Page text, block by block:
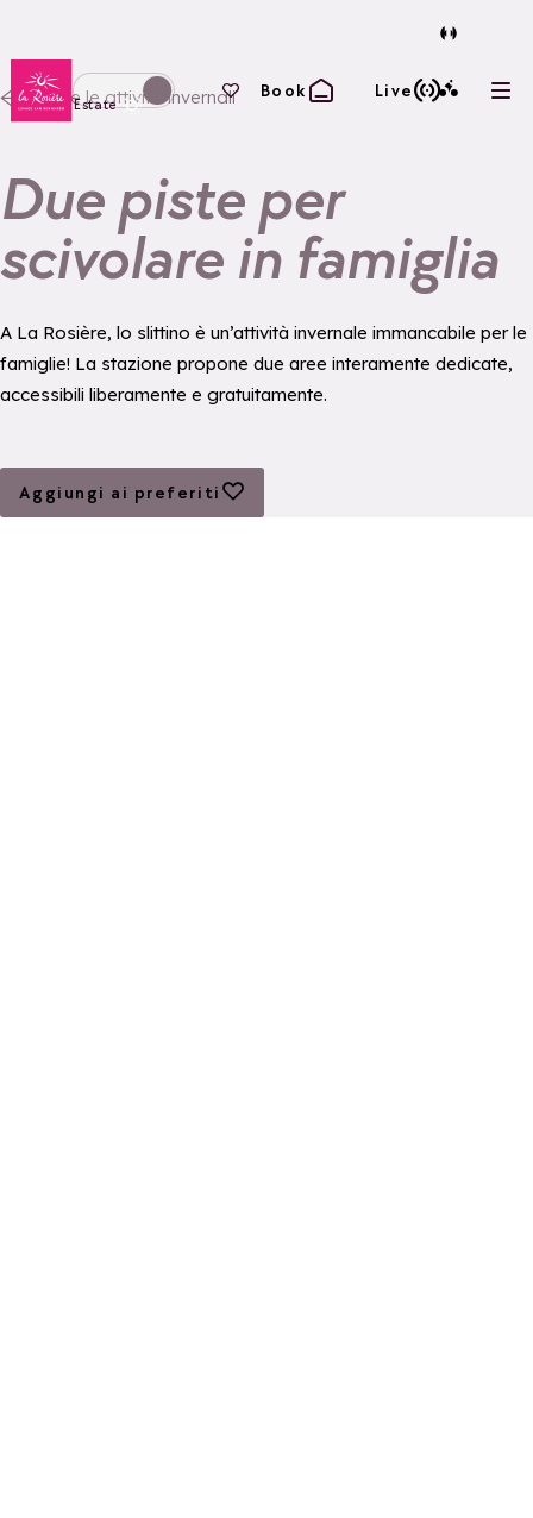
Torna alla home page
Passa alla modalità invernale
Estate
I tuoi preferiti
Book Live
Tutte le attività invernali
Due piste per
scivolare in famiglia
A La Rosière, lo slittino è un’attività invernale immancabile per le
famiglie! La stazione propone due aree interamente dedicate,
accessibili liberamente e gratuitamente.
Aggiungi ai preferiti
Aggiungi ai preferiti